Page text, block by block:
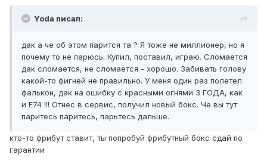
Yoda писал:
дак а че об этом парится та ? Я тоже не миллионер, но я
почему то не парюсь. Купил, поставил, играю. Сломается
дак сломается, не сломается - хорошо. Забивать голову
какой-то фигней не правильно. У меня один раз полетел
фалькон, дак на ошибку с красными огнями 3 ГОДА, как
и Е74 !!! Отнес в сервис, получил новый бокс. Че вы тут
паритесь паритесь, парьтесь дальше.
кто-то фрибут ставит, ты попробуй фрибутный бокс сдай по
гарантии